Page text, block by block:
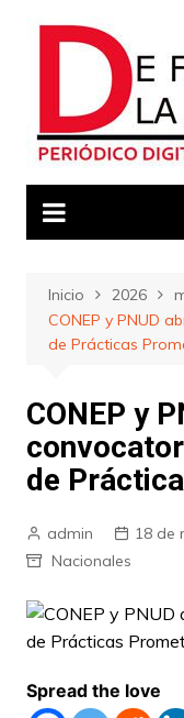
Inicio 2026
CONEP y PNUD
de Prácticas
CONEP y
de
admin 18 de
Nacionales
Spread the love